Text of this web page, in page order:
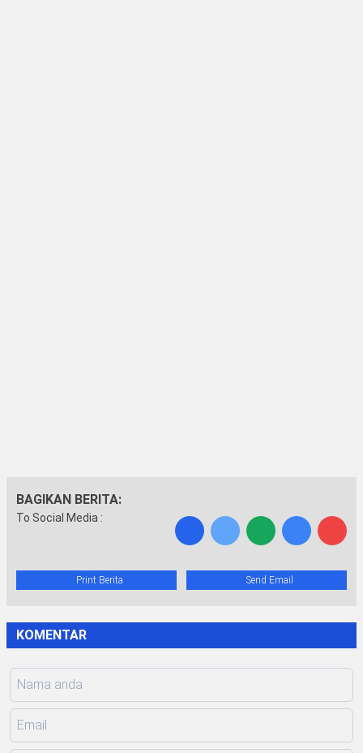
BAGIKAN BERITA:
To Social Media :
Print Berita Send Email
KOMENTAR